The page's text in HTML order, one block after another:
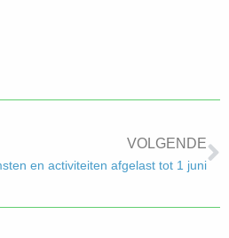
VOLGENDE
en activiteiten afgelast tot 1 juni